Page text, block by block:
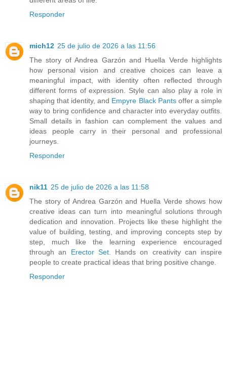
Responder
mich12 25 de julio de 2026 a las 11:56
The story of Andrea Garzón and Huella Verde highlights
how personal vision and creative choices can leave a
meaningful impact, with identity often reflected through
different forms of expression. Style can also play a role in
shaping that identity, and Empyre Black Pantsoffer a simple
way to bring confidence and character into everyday outfits.
Small details in fashion can complement the values and
ideas people carry in their personal and professional
journeys.
Responder
nik11 25 de julio de 2026 a las 11:58
The story of Andrea Garzón and Huella Verde shows how
creative ideas can turn into meaningful solutions through
dedication and innovation. Projects like these highlight the
value of building, testing, and improving concepts step by
step, much like the learning experience encouraged
through an Erector Set. Hands on creativity can inspire
people to create practical ideas that bring positive change.
Responder